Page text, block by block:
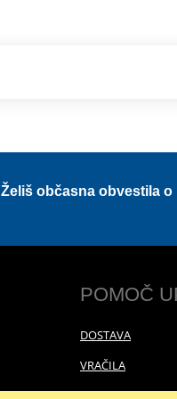
Želiš občasna obvestila
POMOČ
DOSTAVA
VRAČILA